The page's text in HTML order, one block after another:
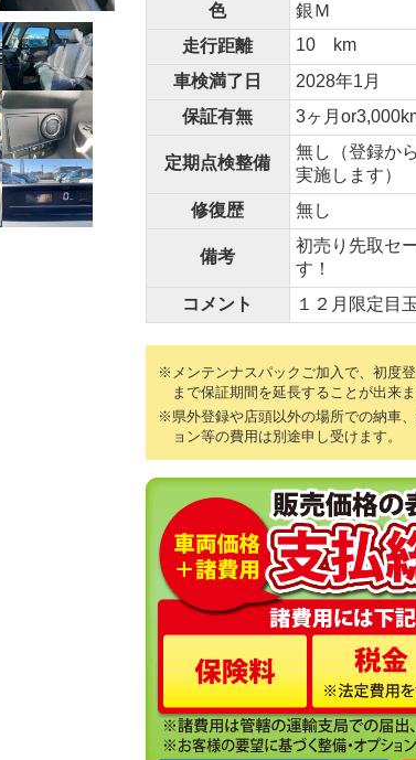
色
銀Ｍ
走行距離
10 km
車検満了日
2028年1月
保証有無
3ヶ月
定期点検整備
無し（登録か
実施します）
修復歴
無し
備考
初売り先取セ
す！
コメント
１２月限定目
※メンテンナスパックご加入で、初度
まで保証期間を延長することが出来ま
※県外登録や店頭以外の場所での納車
ョン等の費用は別途申し受けます。